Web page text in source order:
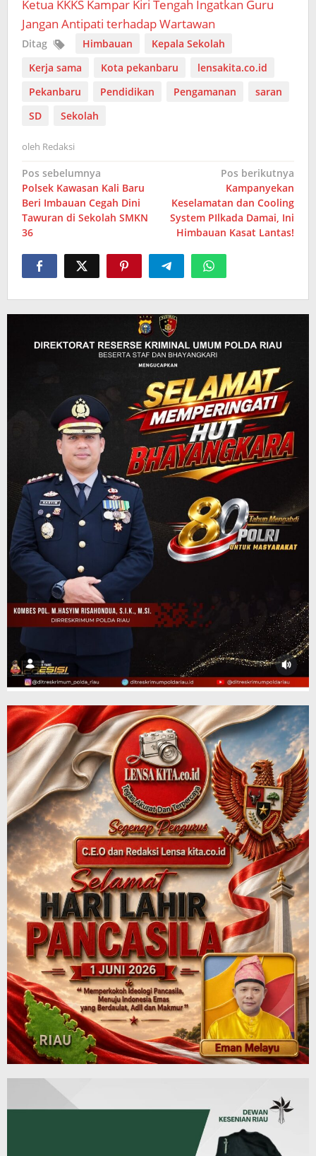
Ketua KKKS Kampar Kiri Tengah Ingatkan Guru
Jangan Antipati terhadap Wartawan
Ditag Himbauan
Kepala Sekolah
Kerja sama
Kota pekanbaru
lensakita.co.id
Pekanbaru
Pendidikan Pengamanan
saran
SD
Sekolah
oleh Redaksi
Navigasi
pos
Pos sebelumnya
Polsek Kawasan Kali Baru
Beri Imbauan Cegah Dini
Tawuran di Sekolah SMKN
36
Pos berikutnya
Kampanyekan
Keselamatan dan Cooling
System PIlkada Damai, Ini
Himbauan Kasat Lantas!